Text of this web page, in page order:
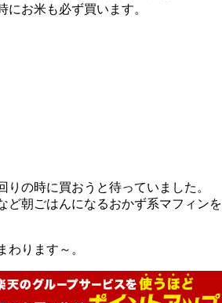
にお米も必ず買います。
りの時に買おうと待っていました。
ど朝ごはんになるおかず系マフィンを
わります～。